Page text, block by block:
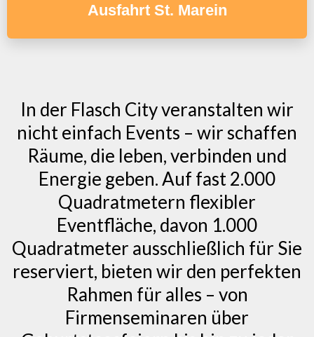
Ausfahrt St. Marein
In der Flasch City veranstalten wir
nicht einfach Events – wir schaffen
Räume, die leben, verbinden und
Energie geben. Auf fast 2.000
Quadratmetern flexibler
Eventfläche, davon 1.000
Quadratmeter ausschließlich für Sie
reserviert, bieten wir den perfekten
Rahmen für alles – von
Firmenseminaren über